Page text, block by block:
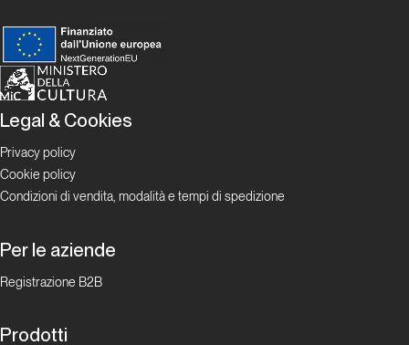
stelle
La
Selva
story
Vertical
Tales
sguardo
Storia di
Legal & Cookies
Privacy policy
Cookie policy
Condizioni di vendita, modalità e tempi di spedizione
Per le aziende
Registrazione B2B
Prodotti